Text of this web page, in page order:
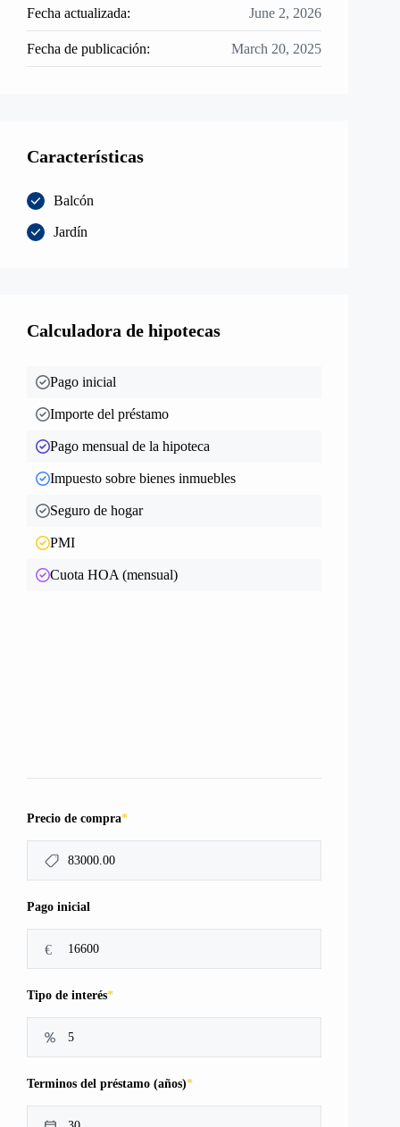
Fecha actualizada: June 2, 2026
Fecha de publicación: March 20, 2025
Características
Balcón
Jardín
Calculadora de hipotecas
Pago inicial
Importe del préstamo
Pago mensual de la hipoteca
Impuesto sobre bienes inmuebles
Seguro de hogar
PMI
Cuota HOA (mensual)
Precio de compra*
Pago inicial
€
Tipo de interés*
Terminos del préstamo (años)*